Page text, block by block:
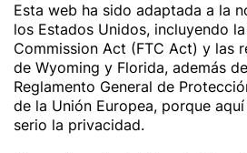
Esta web ha sido adaptada a la
los Estados Unidos, incluyendo
Commission Act (FTC Act) y las
de Wyoming y Florida, además
Reglamento General de
de la Unión Europea, porque
serio la privacidad.